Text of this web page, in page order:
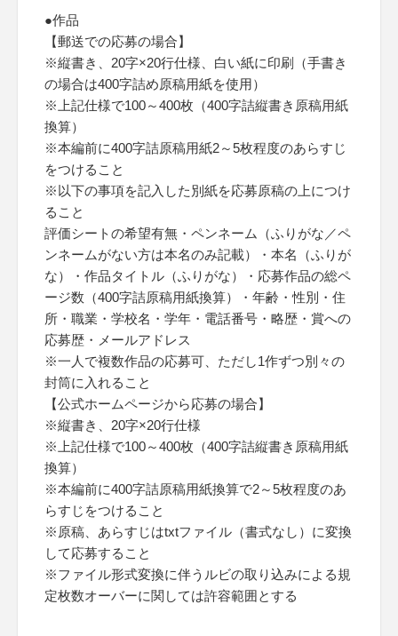
●作品
【郵送での応募の場合】
※縦書き、20字×20行仕様、白い紙に印刷（手書き
の場合は400字詰め原稿用紙を使用）
※上記仕様で100～400枚（400字詰縦書き原稿用紙
換算）
※本編前に400字詰原稿用紙2～5枚程度のあらすじ
をつけること
※以下の事項を記入した別紙を応募原稿の上につけ
ること
評価シートの希望有無・ペンネーム（ふりがな／ペ
ンネームがない方は本名のみ記載）・本名（ふりが
な）・作品タイトル（ふりがな）・応募作品の総ペ
ージ数（400字詰原稿用紙換算）・年齢・性別・住
所・職業・学校名・学年・電話番号・略歴・賞への
応募歴・メールアドレス
※一人で複数作品の応募可、ただし1作ずつ別々の
封筒に入れること
【公式ホームページから応募の場合】
※縦書き、20字×20行仕様
※上記仕様で100～400枚（400字詰縦書き原稿用紙
換算）
※本編前に400字詰原稿用紙換算で2～5枚程度のあ
らすじをつけること
※原稿、あらすじはtxtファイル（書式なし）に変換
して応募すること
※ファイル形式変換に伴うルビの取り込みによる規
定枚数オーバーに関しては許容範囲とする